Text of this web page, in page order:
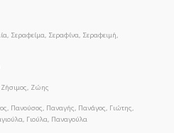
Σεραφείμα, Σεραφίνα, Σεραφειμή,
Ζώης
Πανούσος, Παναγής, Πανάγος, Γιώτης,
Γιούλα, Παναγούλα